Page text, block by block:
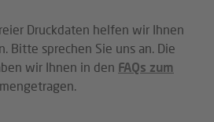
Druckdaten helfen wir Ihnen
Bitte sprechen Sie uns an. Die
wir Ihnen in den FAQs zum